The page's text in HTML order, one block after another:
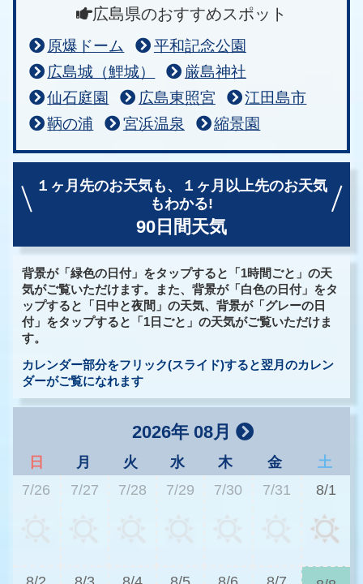
広島県のおすすめスポット
原爆ドーム
平和記念公園
広島城（鯉城）
厳島神社
仙石庭園
広島東照宮
江田島市
鞆の浦
宮浜温泉 縮景園
１ヶ月先のお天気も、
１ヶ月以上先のお天気
もわかる!
90日間天気
背景が「緑色の日付」をタップすると「1時間ごと」の天
気がご覧いただけます。また、背景が「白色の日付」をタ
ップすると「日中と夜間」の天気、背景が「グレーの日
付」をタップすると「1日ごと」の天気がご覧いただけま
す。
カレンダー部分をフリック(スライド)すると翌月のカレン
ダーがご覧になれます
2026年 08月
日 月 火 水 木 金
土
7/26
7/27 7/28 7/29 7/30 7/31 8/1